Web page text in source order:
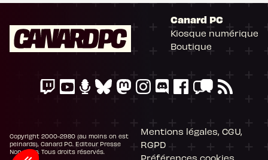
Canard PC
Kiosque numérique
Boutique
Copyright 2000-2980 (au moins on est
peinards), Canard PC. Editeur Presse
Non-Stop. Tous droits réservés.
Mentions légales, CGU,
RGPD
Préférences cookies